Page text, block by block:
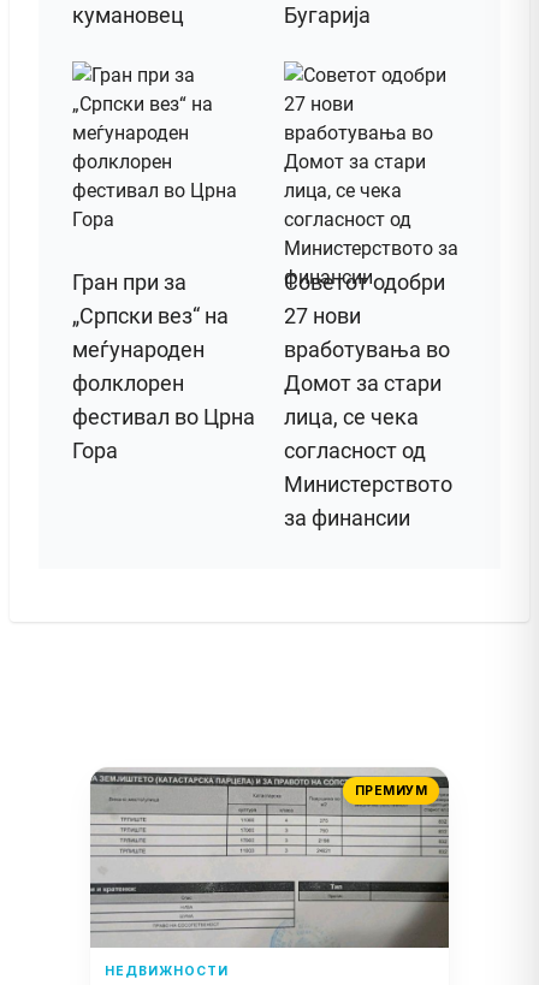
кумановец
Бугарија
Гран при за
„Српски вез“ на
меѓународен
фолклорен
фестивал во Црна
Гора
Советот одобри
27 нови
вработувања во
Домот за стари
лица, се чека
согласност од
Министерството
за финансии
ПРЕМИУМ
НЕДВИЖНОСТИ